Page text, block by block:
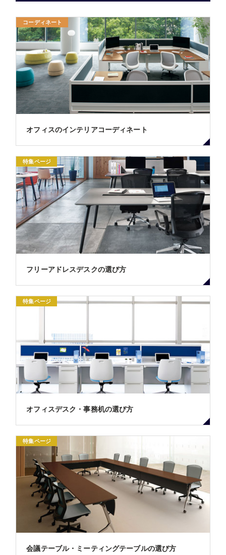
コーディネート
オフィスのインテリアコーディネート
特集ページ
フリーアドレスデスクの選び方
特集ページ
オフィスデスク・事務机の選び方
特集ページ
会議テーブル・ミーティングテーブルの選び方